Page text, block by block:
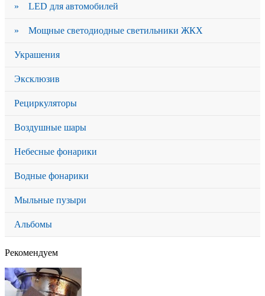
» LED для автомобилей
» Мощные светодиодные светильники ЖКХ
Украшения
Эксклюзив
Рециркуляторы
Воздушные шары
Небесные фонарики
Водные фонарики
Мыльные пузыри
Альбомы
Рекомендуем